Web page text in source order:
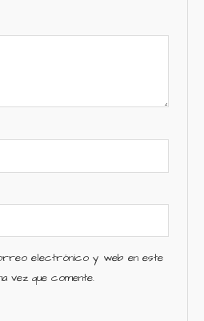
electrónico y web en este
vez que comente.